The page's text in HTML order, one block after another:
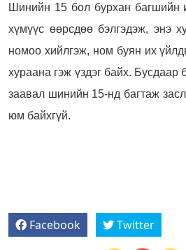
Шинийн 15 бол бурхан багшийн
хүмүүс өөрсдөө бэлгэдэж, энэ
номоо хийлгэж, ном буян их
хураана гэж үздэг байх. Бусдаар
заавал шинийн 15-нд багтаж
юм байхгүй.
Facebook Twitter